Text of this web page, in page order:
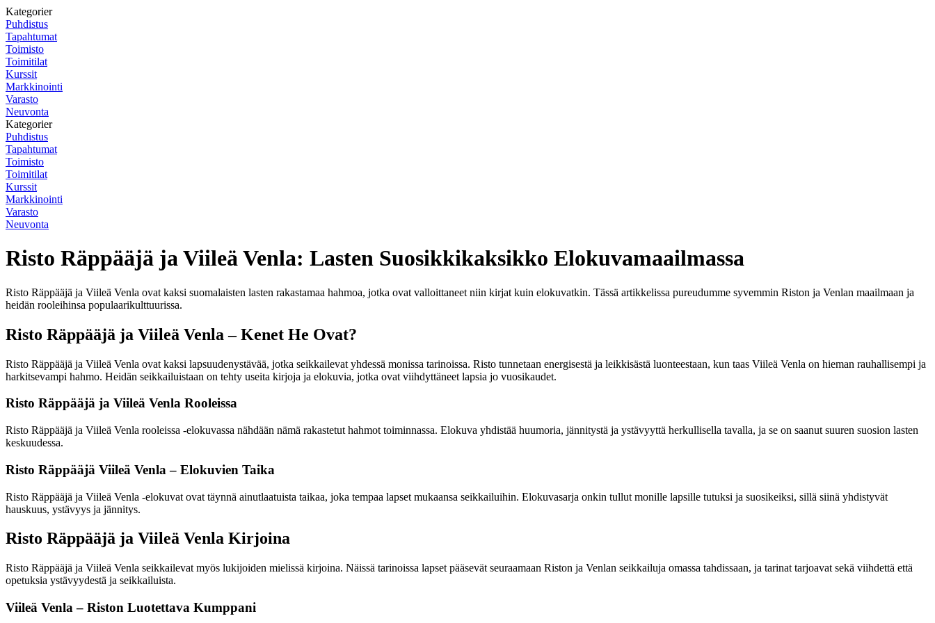
Kategorier
Puhdistus
Tapahtumat
Toimisto
Toimitilat
Kurssit
Markkinointi
Varasto
Neuvonta
Kategorier
Puhdistus
Tapahtumat
Toimisto
Toimitilat
Kurssit
Markkinointi
Varasto
Neuvonta
Risto Räppääjä ja Viileä Venla: Lasten Suosikkikaksikko Elokuvamaailmassa
Risto Räppääjä ja Viileä Venla ovat kaksi suomalaisten lasten rakastamaa hahmoa, jotka ovat valloittaneet niin kirjat kuin elokuvatkin. Tässä artikkelissa pureudumme syvemmin Riston ja Venlan maailmaan ja
heidän rooleihinsa populaarikulttuurissa.
Risto Räppääjä ja Viileä Venla – Kenet He Ovat?
Risto Räppääjä ja Viileä Venla ovat kaksi lapsuudenystävää, jotka seikkailevat yhdessä monissa tarinoissa. Risto tunnetaan energisestä ja leikkisästä luonteestaan, kun taas Viileä Venla on hieman rauhallisempi ja
harkitsevampi hahmo. Heidän seikkailuistaan on tehty useita kirjoja ja elokuvia, jotka ovat viihdyttäneet lapsia jo vuosikaudet.
Risto Räppääjä ja Viileä Venla Rooleissa
Risto Räppääjä ja Viileä Venla rooleissa -elokuvassa nähdään nämä rakastetut hahmot toiminnassa. Elokuva yhdistää huumoria, jännitystä ja ystävyyttä herkullisella tavalla, ja se on saanut suuren suosion lasten
keskuudessa.
Risto Räppääjä Viileä Venla – Elokuvien Taika
Risto Räppääjä ja Viileä Venla -elokuvat ovat täynnä ainutlaatuista taikaa, joka tempaa lapset mukaansa seikkailuihin. Elokuvasarja onkin tullut monille lapsille tutuksi ja suosikeiksi, sillä siinä yhdistyvät
hauskuus, ystävyys ja jännitys.
Risto Räppääjä ja Viileä Venla Kirjoina
Risto Räppääjä ja Viileä Venla seikkailevat myös lukijoiden mielissä kirjoina. Näissä tarinoissa lapset pääsevät seuraamaan Riston ja Venlan seikkailuja omassa tahdissaan, ja tarinat tarjoavat sekä viihdettä että
opetuksia ystävyydestä ja seikkailuista.
Viileä Venla – Riston Luotettava Kumppani